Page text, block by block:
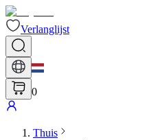
Verlanglijst
0
Thuis